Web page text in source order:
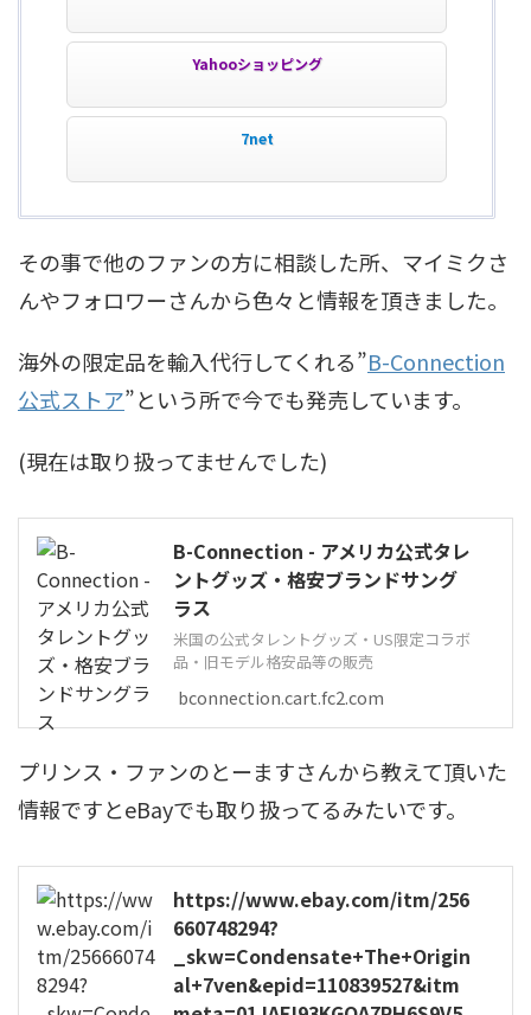
Yahooショッピング
7net
その事で他のファンの方に相談した所、マイミクさ
んやフォロワーさんから色々と情報を頂きました。
海外の限定品を輸入代行してくれる”B-Connection
公式ストア”という所で今でも発売しています。
(現在は取り扱ってませんでした)
B-Connection - アメリカ公式タレ
ントグッズ・格安ブランドサング
ラス
米国の公式タレントグッズ・US限定コラボ
品・旧モデル格安品等の販売
bconnection.cart.fc2.com
プリンス・ファンのとーますさんから教えて頂いた
情報ですとeBayでも取り扱ってるみたいです。
https://www.ebay.com/itm/256
660748294?
_skw=Condensate+The+Origin
al+7ven&epid=110839527&itm